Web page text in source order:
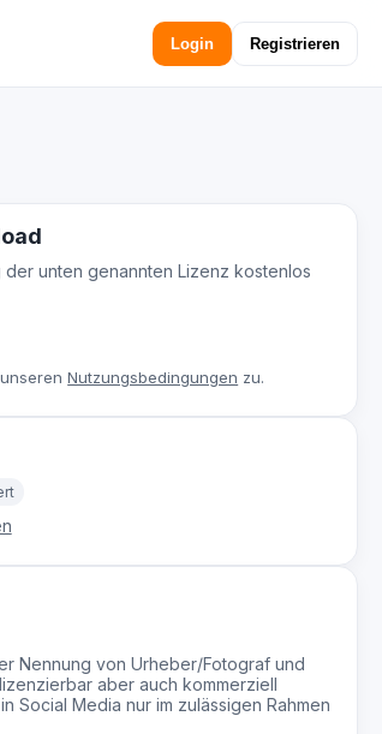
Login Registrieren
der unten genannten Lizenz kostenlos
unserenNutzungsbedingungen zu.
Nennung von Urheber/Fotograf und
aber auch kommerziell
Social Media nur im zulässigen Rahmen